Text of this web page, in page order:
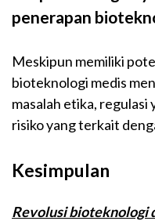
penerapan
Meskipun memiliki
bioteknologi medis
masalah etika, regulasi
risiko yang terkait
Kesimpulan
Revolusi bioteknologi